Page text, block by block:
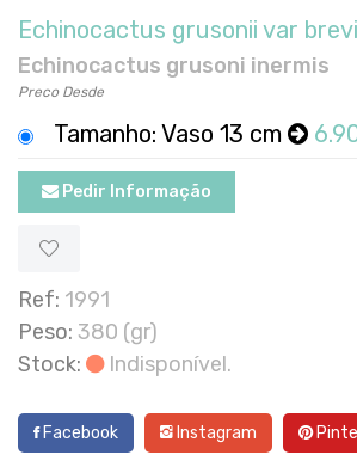
Echinocactus grusonii var
Echinocactus grusoni inermis
Preco Desde
Tamanho: Vaso 13 cm
Pedir Informação
Ref: 1991
Peso: 380 (gr)
Stock:
Indisponível.
Facebook Instagram